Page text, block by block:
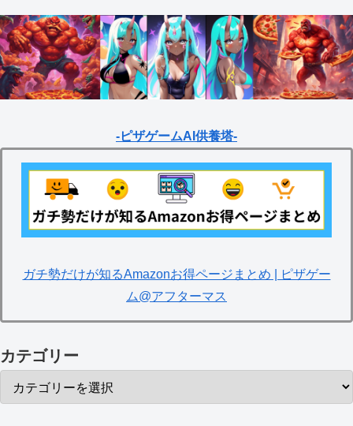
-ピザゲームAI供養塔-
ガチ勢だけが知るAmazonお得ページまとめ | ピザゲー
ム@アフターマス
カテゴリー